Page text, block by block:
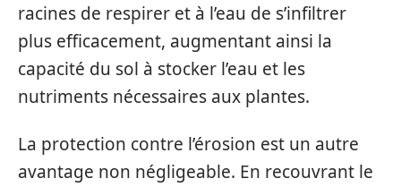
racines de respirer et à l’eau de s’infiltrer
plus efficacement, augmentant ainsi la
capacité du sol à stocker l’eau et les
nutriments nécessaires aux plantes.
La protection contre l’érosion est un autre
avantage non négligeable. En recouvrant le